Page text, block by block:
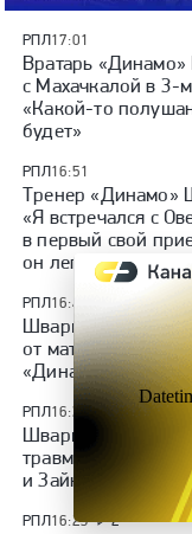
— ЦСКА:
России, видеообзор
РПЛ17:01
Вратарь «Динамо»
с Махачкалой в 3-
«Какой-то
будет»
РПЛ16:51
Тренер «Динамо»
«Я встречался с
в первый свой
он легенда»
РПЛ16:40
Шварц поделился
от матча с
«Динамо»
РПЛ16:30 1
Шварц рассказал
травмированных
и Зайнутдинова
РПЛ16:23 2